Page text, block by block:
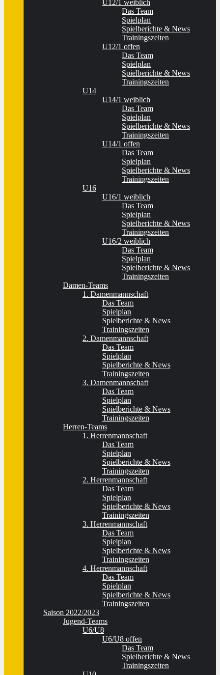
U12/1 weiblich
Das Team
Spielplan
Spielberichte & News
Trainingszeiten
U12/1 offen
Das Team
Spielplan
Spielberichte & News
Trainingszeiten
U14
U14/1 weiblich
Das Team
Spielplan
Spielberichte & News
Trainingszeiten
U14/1 offen
Das Team
Spielplan
Spielberichte & News
Trainingszeiten
U16
U16/1 weiblich
Das Team
Spielplan
Spielberichte & News
Trainingszeiten
U16/2 weiblich
Das Team
Spielplan
Spielberichte & News
Trainingszeiten
Damen-Teams
1. Damenmannschaft
Das Team
Spielplan
Spielberichte & News
Trainingszeiten
2. Damenmannschaft
Das Team
Spielplan
Spielberichte & News
Trainingszeiten
3. Damenmannschaft
Das Team
Spielplan
Spielberichte & News
Trainingszeiten
Herren-Teams
1. Herrenmannschaft
Das Team
Spielplan
Spielberichte & News
Trainingszeiten
2. Herrenmannschaft
Das Team
Spielplan
Spielberichte & News
Trainingszeiten
3. Herrenmannschaft
Das Team
Spielplan
Spielberichte & News
Trainingszeiten
4. Herrenmannschaft
Das Team
Spielplan
Spielberichte & News
Trainingszeiten
Saison 2022/2023
Jugend-Teams
U6/U8
U6/U8 offen
Das Team
Spielberichte & News
Trainingszeiten